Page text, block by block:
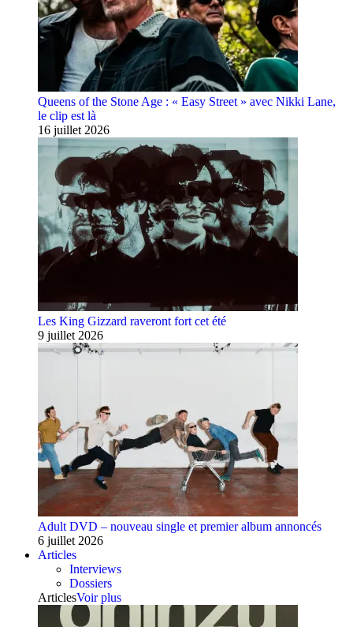
Queens of the Stone Age : « Easy Street » avec Nikki Lane,
le clip est là
16 juillet 2026
Les King Gizzard raveront fort cet été
9 juillet 2026
Adult DVD – nouveau single et premier album annoncés
6 juillet 2026
Articles
Interviews
Dossiers
ArticlesVoir plus